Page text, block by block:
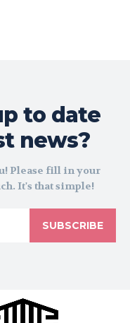
to date
news?
Please fill in your
It's that simple!
SUBSCRIBE